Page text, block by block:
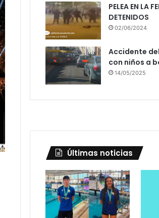
PELEA EN LA
DETENIDOS
02/06/2024
Accidente
con niños a
14/05/2025
Últimas noticias